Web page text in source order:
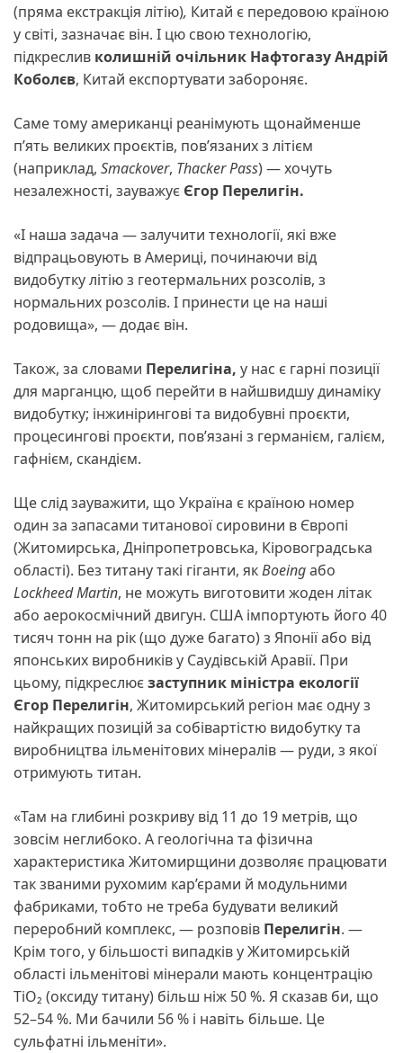
(пряма екстракція літію), Китай є передовою країною
у світі, зазначає він. І цю свою технологію,
підкреслив колишній очільник Нафтогазу Андрій
Коболєв, Китай експортувати забороняє.
Саме тому американці реанімують щонайменше
п’ять великих проєктів, пов’язаних з літієм
(наприклад, Smackover, Thacker Pass) — хочуть
незалежності, зауважує Єгор Перелигін.
«І наша задача — залучити технології, які вже
відпрацьовують в Америці, починаючи від
видобутку літію з геотермальних розсолів, з
нормальних розсолів. І принести це на наші
родовища», — додає він.
Також, за словами Перелигіна, у нас є гарні позиції
для марганцю, щоб перейти в найшвидшу динаміку
видобутку; інжинірингові та видобувні проєкти,
процесингові проєкти, пов’язані з германієм, галієм,
гафнієм, скандієм.
Ще слід зауважити, що Україна є країною номер
один за запасами титанової сировини в Європі
(Житомирська, Дніпропетровська, Кіровоградська
області). Без титану такі гіганти, якBoeingабо
Lockheed Martin, не можуть виготовити жоден літак
або аерокосмічний двигун. США імпортують його 40
тисяч тонн на рік (що дуже багато) з Японії або від
японських виробників у Саудівській Аравії. При
цьому, підкреслюєзаступник міністра екології
Єгор Перелигін, Житомирський регіон має одну з
найкращих позицій за собівартістю видобутку та
виробництва ільменітових мінералів — руди, з якої
отримують титан.
«Там на глибині розкриву від 11 до 19 метрів, що
зовсім неглибоко. А геологічна та фізична
характеристика Житомирщини дозволяє працювати
так званими рухомим кар’єрами й модульними
фабриками, тобто не треба будувати великий
переробний комплекс, — розповів Перелигін. —
Крім того, у більшості випадків у Житомирській
області ільменітові мінерали мають концентрацію
TiO₂ (оксиду титану) більш ніж 50 %. Я сказав би, що
52–54 %. Ми бачили 56 % і навіть більше. Це
сульфатні ільменіти».